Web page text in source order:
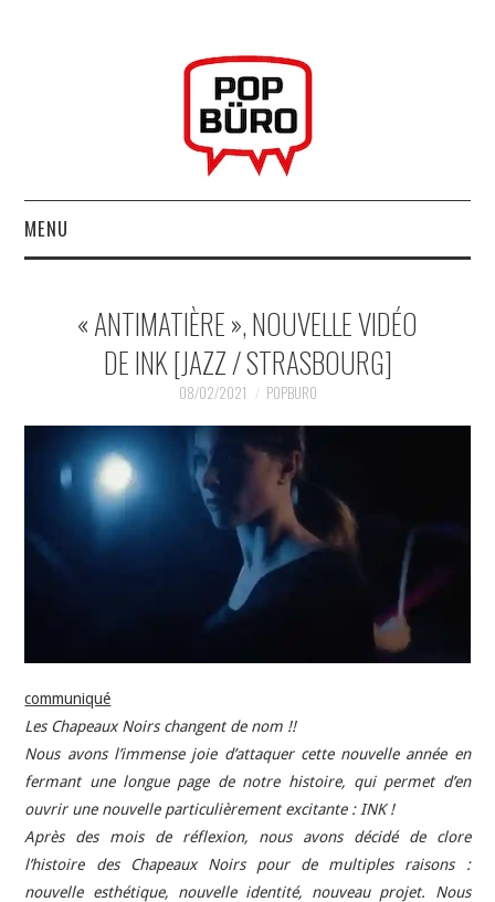
MENU
MUSIQUESACTUELLES.NET
GABBA GABBA HEY !
LES LABELS
INDÉPENDANTS
DOKO
« ANTIMATIÈRE », NOUVELLE VIDÉO
DE INK [JAZZ / STRASBOURG]
08/02/2021 POPBURO
communiqué
Les Chapeaux Noirs changent de nom !!
Nous avons l’immense joie d’attaquer cette nouvelle année en
fermant une longue page de notre histoire, qui permet d’en
ouvrir une nouvelle particulièrement excitante : INK !
Après des mois de réflexion, nous avons décidé de clore
l’histoire des Chapeaux Noirs pour de multiples raisons :
nouvelle esthétique, nouvelle identité, nouveau projet. Nous